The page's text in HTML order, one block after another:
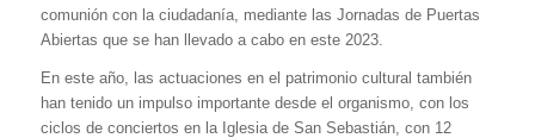
comunión con la ciudadanía, mediante las Jornadas de Puertas
Abiertas que se han llevado a cabo en este 2023.
En este año, las actuaciones en el patrimonio cultural también
han tenido un impulso importante desde el organismo, con los
ciclos de conciertos en la Iglesia de San Sebastián, con 12